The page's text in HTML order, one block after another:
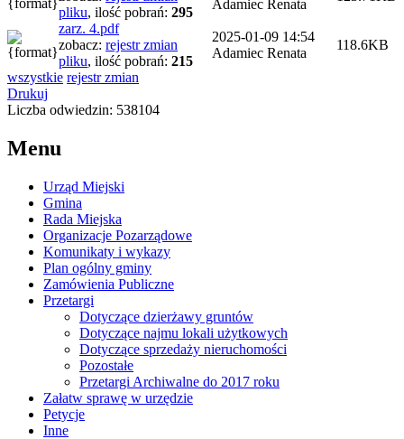
pliku, ilość pobrań: 295
Adamiec Renata
zarz. 4.pdf
zobacz: rejestr zmian
pliku, ilość pobrań: 215
2025-01-09 14:54
Adamiec Renata
118.6KB
wszystkie rejestr zmian
Drukuj
Liczba odwiedzin: 538104
Menu
Urząd Miejski
Gmina
Rada Miejska
Organizacje Pozarządowe
Komunikaty i wykazy
Plan ogólny gminy
Zamówienia Publiczne
Przetargi
Dotyczące dzierżawy gruntów
Dotyczące najmu lokali użytkowych
Dotyczące sprzedaży nieruchomości
Pozostałe
Przetargi Archiwalne do 2017 roku
Załatw sprawę w urzędzie
Petycje
Inne